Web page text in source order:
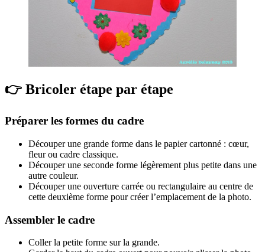
👉 Bricoler étape par étape
Préparer les formes du cadre
Découper une grande forme dans le papier cartonné : cœur,
fleur ou cadre classique.
Découper une seconde forme légèrement plus petite dans une
autre couleur.
Découper une ouverture carrée ou rectangulaire au centre de
cette deuxième forme pour créer l’emplacement de la photo.
Assembler le cadre
Coller la petite forme sur la grande.